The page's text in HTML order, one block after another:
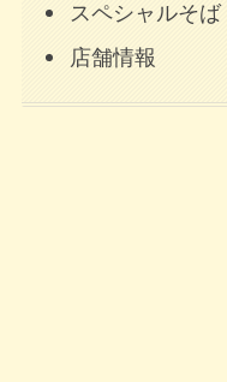
スペシャルそば
店舗情報